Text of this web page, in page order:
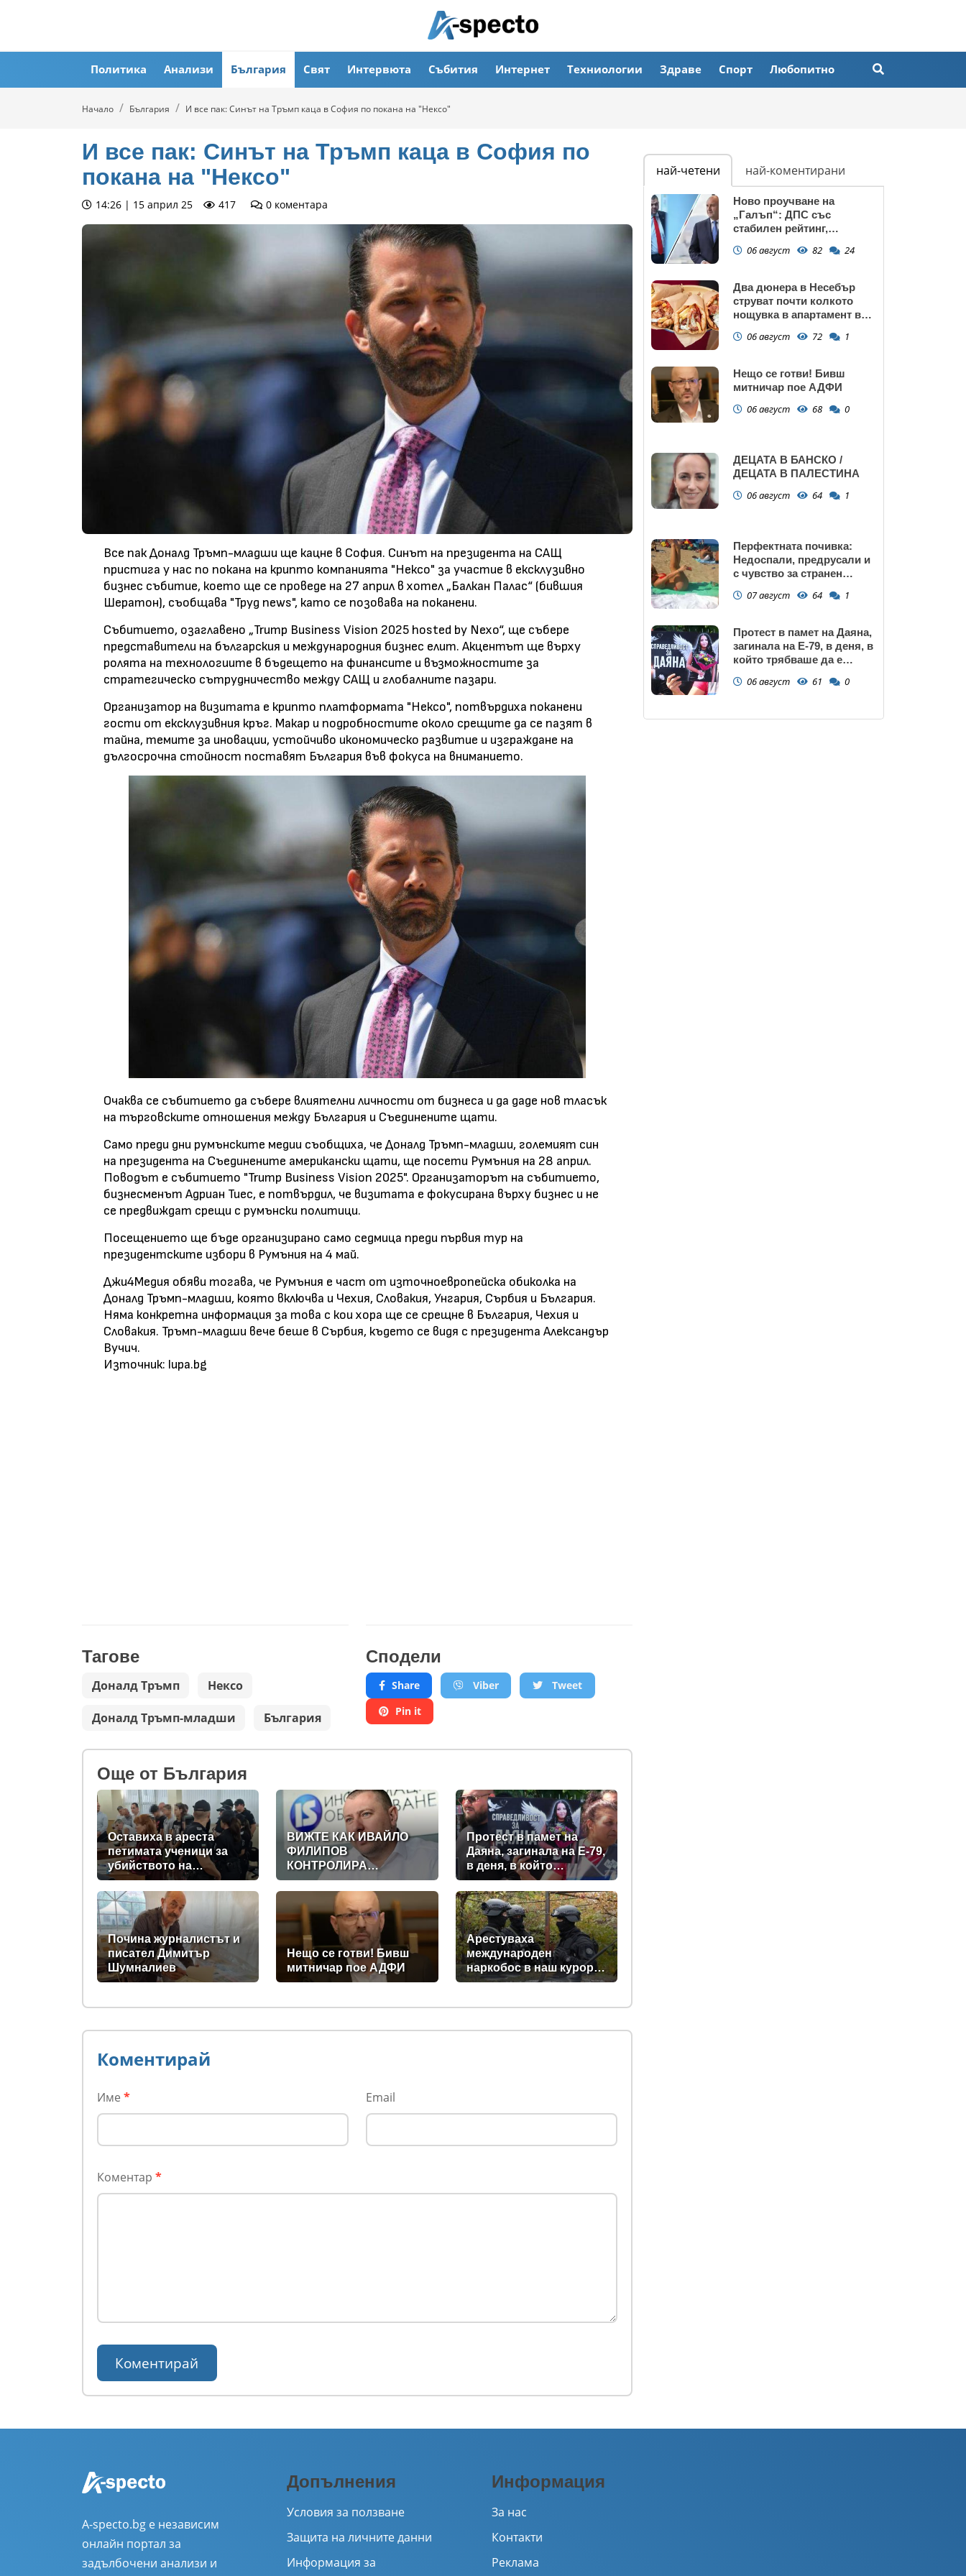
Политика Анализи България Свят Интервюта Събития Интернет Техниологии Здраве Спорт Любопитно
Начало България И все пак: Синът на Тръмп каца в София по покана на "Нексо"
И все пак: Синът на Тръмп каца в София по
покана на "Нексо"
14:26 | 15 април 25 417 0 коментара
Все пак Доналд Тръмп-младши ще кацне в София. Синът на президента на САЩ
пристига у нас по покана на крипто компанията "Нексо" за участие в ексклузивно
бизнес събитие, което ще се проведе на 27 април в хотел „Балкан Палас“ (бившия
Шератон), съобщава "Труд news", като се позовава на поканени.
Събитието, озаглавено „Trump Business Vision 2025 hosted by Nexo“, ще събере
представители на българския и международния бизнес елит. Акцентът ще върху
ролята на технологиите в бъдещето на финансите и възможностите за
стратегическо сътрудничество между САЩ и глобалните пазари.
Организатор на визитата е крипто платформата "Нексо", потвърдиха поканени
гости от ексклузивния кръг. Макар и подробностите около срещите да се пазят в
тайна, темите за иновации, устойчиво икономическо развитие и изграждане на
дългосрочна стойност поставят България във фокуса на вниманието.
Очаква се събитието да събере влиятелни личности от бизнеса и да даде нов тласък
на търговските отношения между България и Съединените щати.
Само преди дни румънските медии съобщиха, че Доналд Тръмп-младши, големият син
на президента на Съединените американски щати, ще посети Румъния на 28 април.
Поводът е събитието "Trump Business Vision 2025". Организаторът на събитието,
бизнесменът Адриан Тиес, е потвърдил, че визитата е фокусирана върху бизнес и не
се предвиждат срещи с румънски политици.
Посещението ще бъде организирано само седмица преди първия тур на
президентските избори в Румъния на 4 май.
Джи4Медия обяви тогава, че Румъния е част от източноевропейска обиколка на
Доналд Тръмп-младши, която включва и Чехия, Словакия, Унгария, Сърбия и България.
Няма конкретна информация за това с кои хора ще се срещне в България, Чехия и
Словакия. Тръмп-младши вече беше в Сърбия, където се видя с президента Александър
Вучич.
Източник: lupa.bg
Тагове
Доналд Тръмп Нексо
Доналд Тръмп-младши България
Сподели
Share Viber
Tweet
Pin it
Oще от България
Оставиха в ареста
петимата ученици за
убийството на
Младежкия хълм:
Измъчвали Георги час,
гаврили се с него и го
обрали
ВИЖТЕ КАК ИВАЙЛО
ФИЛИПОВ
КОНТРОЛИРА
ДИГИТАЛНАТА
ДЪРЖАВА ЗАД ГЪРБА
НА
ПРАВИТЕЛСТВОТО?
(РАЗСЛЕДВАНЕ)
Протест в памет на
Даяна, загинала на Е-79,
в деня, в който
трябваше да е сватбата
ѝ (снимки)
Почина журналистът и
писател Димитър
Шумналиев
Нещо се готви! Бивш
митничар пое АДФИ
Арестуваха
международен
наркобос в наш курорт
на морето, прекарвал
ЕС
Коментирай
Име * Email
Коментар *
най-четени най-коментирани
Ново проучване на
„Галъп“: ДПС със
стабилен рейтинг,
запазва
06 август 82 24
Два дюнера в Несебър
струват почти колкото
нощувка в апартамент в
06 август 72 1
Нещо се готви! Бивш
митничар пое АДФИ
06 август 68 0
ДЕЦАТА В БАНСКО /
ДЕЦАТА В ПАЛЕСТИНА
06 август 64 1
Перфектната почивка:
Недоспали, предрусали и
с чувство за странен
07 август 64 1
Протест в памет на Даяна,
загинала на Е-79, в деня, в
който трябваше да е
06 август 61 0
A-specto.bg е независим
онлайн портал за
задълбочени анализи и
Допълнения
Условия за ползване
Защита на личните данни
Информация за
Информация
За нас
Контакти
Реклама